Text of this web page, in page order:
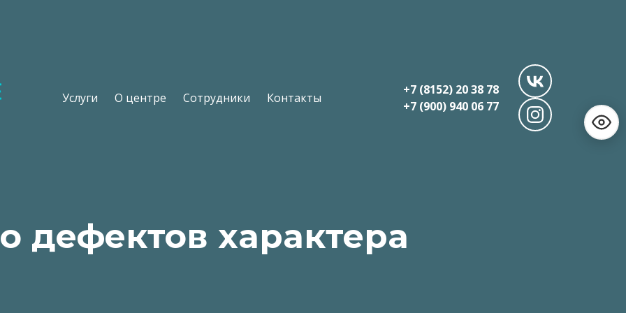
Услуги О центре Сотрудники Контакты
+7 (8152) 20 38 78
+7 (900) 940 06 77
дефектов характера